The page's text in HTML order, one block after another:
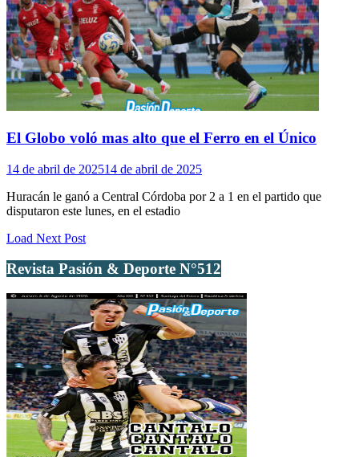
El Globo voló mas alto que el Ferro en el Único
14 de abril de 202514 de abril de 2025
Huracán le ganó a Central Córdoba por 2 a 1 en el partido que
disputaron este lunes, en el estadio
Load Next Post
Revista Pasión & Deporte N°512